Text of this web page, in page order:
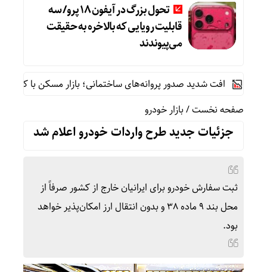
تحول بزرگ در آیفون ۱۸ پرو/ سه
قابلیت رویایی که بالاخره به حقیقت
می‌پیوندند
افت شدید صدور پروانه‌های ساختمانی؛ بازار مسکن با کمبود
صفحه نخست/بازار خودرو
جزئیات جدید طرح واردات خودرو اعلام شد
ثبت سفارش خودرو برای ایرانیان خارج از کشور صرفاً از
محل بند 9 ماده 38 و بدون انتقال ارز امکان‌پذیر خواهد
بود.